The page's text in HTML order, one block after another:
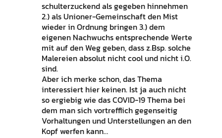
schulterzuckend als gegeben hinnehmen
2.) als Unioner-Gemeinschaft den Mist
wieder in Ordnung bringen 3.) dem
eigenen Nachwuchs entsprechende Werte
mit auf den Weg geben, dass z.Bsp. solche
Malereien absolut nicht cool und nicht i.O.
sind.
Aber ich merke schon, das Thema
interessiert hier keinen. Ist ja auch nicht
so ergiebig wie das COVID-19 Thema bei
dem man sich vortrefflich gegenseitig
Vorhaltungen und Unterstellungen an den
Kopf werfen kann…